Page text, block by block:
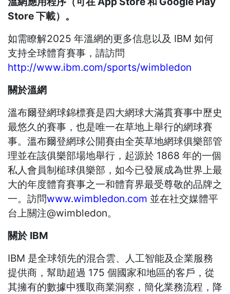
Store 下載）。
如需瞭解2025 年溫網的更多信息以及 IBM 如何
支持全球體育賽事，請訪問
http://www.ibm.com/sports/wimbledon
關於溫網
溫布爾登網球錦標賽是四大網球大滿貫賽事中歷史
最悠久的賽事，也是唯一在草地上舉行的網球賽
事。溫布爾登網球公開賽由全英草地網球俱樂部管
理並在該俱樂部場地舉行，起源於 1868 年的一個
私人會員制槌球俱樂部，如今已發展成為世界上最
大的年度體育賽事之一和體育界最受尊敬的品牌之
一。訪問www.wimbledon.com 並在社交媒體平
台上關注@wimbledon。
關於 IBM
IBM 是全球領先的混合雲、人工智能及企業服務
提供商，幫助超過 175 個國家和地區的客戶，從
其擁有的數據中獲取商業洞察，簡化業務流程，降